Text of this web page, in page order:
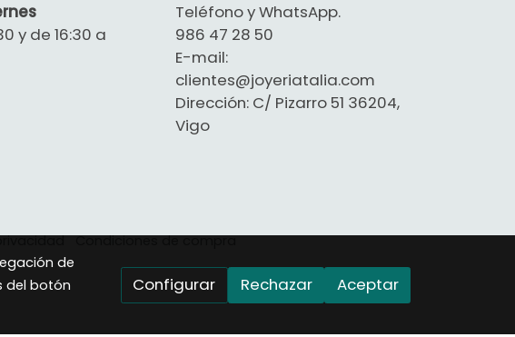
y de 16:30 a
Teléfono y WhatsApp.
986 47 28 50
E-mail:
clientes@joyeriatalia.com
Dirección: C/ Pizarro 51 36204,
Vigo
Condiciones de compra
de
del botón
Configurar Rechazar Aceptar